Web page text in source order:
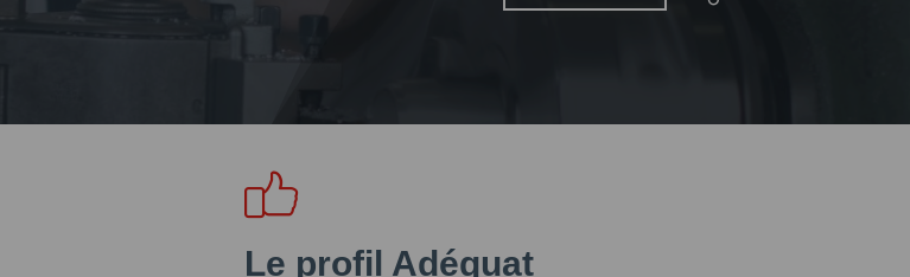
Le profil Adéquat